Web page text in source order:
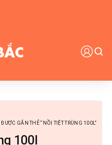
GẮN THẺ “NỒI TIỆT TRÙNG 100L”
100l